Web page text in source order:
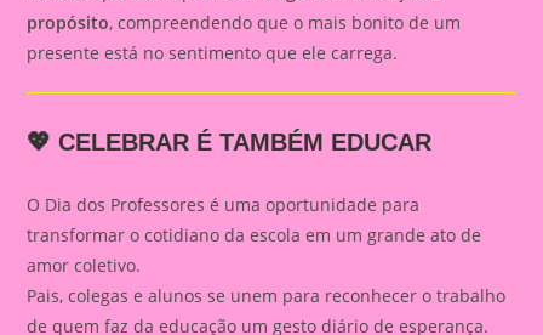
propósito, compreendendo que o mais bonito de um
presente está no sentimento que ele carrega.
💖 CELEBRAR É TAMBÉM EDUCAR
O Dia dos Professores é uma oportunidade para
transformar o cotidiano da escola em um grande ato de
amor coletivo.
Pais, colegas e alunos se unem para reconhecer o trabalho
de quem faz da educação um gesto diário de esperança.